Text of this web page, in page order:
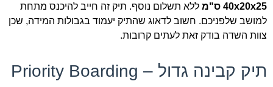
40x20x25 ס"מ
ללא תשלום נוסף. תיק זה חייב להיכנס מתחת
למושב שלפניכם. חשוב לדאוג שהתיק יעמוד בגבולות המידה, שכן
צוות השדה בודק זאת לעתים קרובות.
תיק קבינה גדול – Priority Boarding